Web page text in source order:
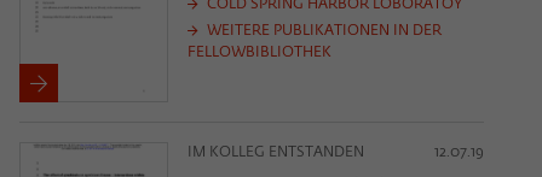
COLD SPRING HARBOR LOBORATOY
WEITERE PUBLIKATIONEN IN DER
FELLOWBIBLIOTHEK
IM KOLLEG ENTSTANDEN 12.07.19